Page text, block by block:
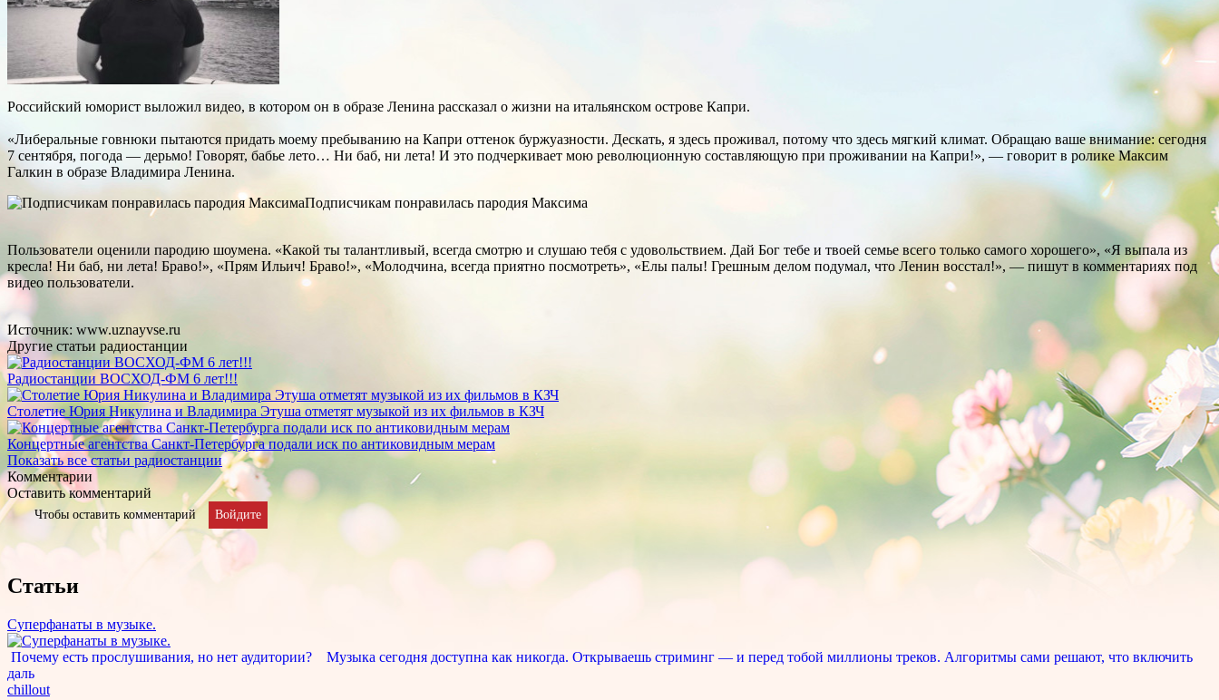
Российский юморист выложил видео, в котором он в образе Ленина рассказал о жизни на итальянском острове Капри.
«Либеральные говнюки пытаются придать моему пребыванию на Капри оттенок буржуазности. Дескать, я здесь проживал, потому что здесь мягкий климат. Обращаю ваше внимание: сегодня
7 сентября, погода — дерьмо! Говорят, бабье лето… Ни баб, ни лета! И это подчеркивает мою революционную составляющую при проживании на Капри!», — говорит в роликеМаксим
Галкин в образе Владимира Ленина.
Подписчикам понравилась пародия Максима
Пользователи оценили пародию шоумена. «Какой ты талантливый, всегда смотрю и слушаю тебя с удовольствием. Дай Бог тебе и твоей семье всего только самого хорошего», «Я выпала из
кресла! Ни баб, ни лета! Браво!», «Прям Ильич! Браво!», «Молодчина, всегда приятно посмотреть», «Елы палы! Грешным делом подумал, что Ленин восстал!», — пишут в комментариях под
видео пользователи.
Источник: www.uznayvse.ru
Другие статьи радиостанции
Радиостанции ВОСХОД-ФМ 6 лет!!!
Столетие Юрия Никулина и Владимира Этуша отметят музыкой из их фильмов в КЗЧ
Концертные агентства Санкт-Петербурга подали иск по антиковидным мерам
Показать все статьи радиостанции
Комментарии
Оставить комментарий
Чтобы оставить комментарий Войдите
Статьи
Суперфанаты в музыке.
Почему есть прослушивания, но нет аудитории? Музыка сегодня доступна как никогда. Открываешь стриминг — и перед тобой миллионы треков. Алгоритмы сами решают, что включить
даль
chillout